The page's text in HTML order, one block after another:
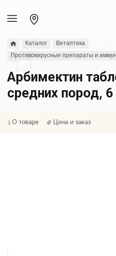
Каталог
Ветаптека
Противовирусные препараты и
Арбимектин
средних пород,
О товаре Цена и заказ